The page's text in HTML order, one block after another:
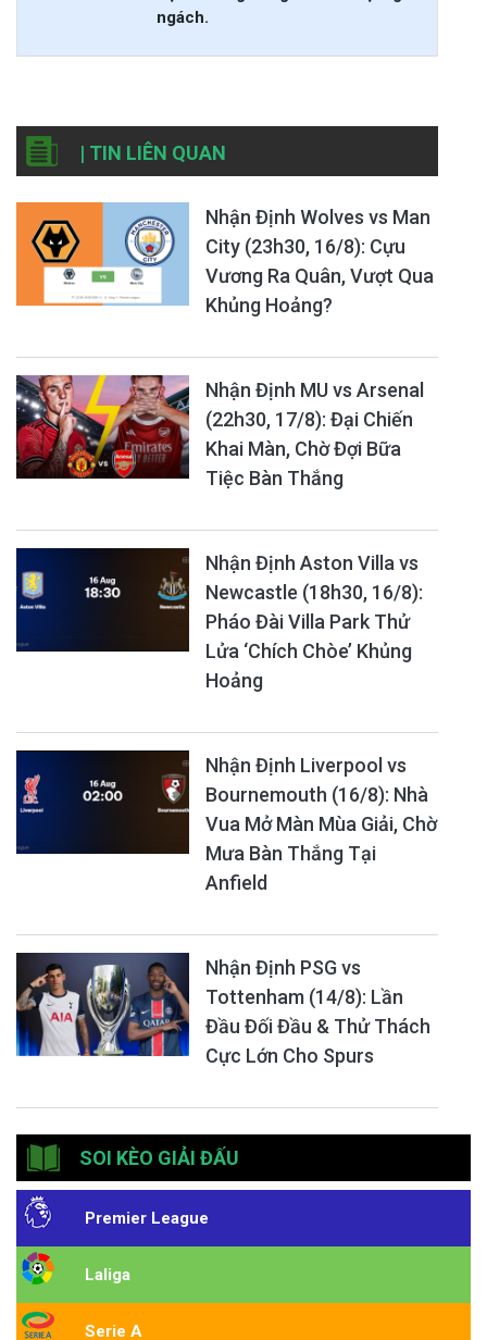
ngách.
| TIN LIÊN QUAN
Nhận Định Wolves vs Man
City (23h30, 16/8): Cựu
Vương Ra Quân, Vượt Qua
Khủng Hoảng?
Nhận Định MU vs Arsenal
(22h30, 17/8): Đại Chiến
Khai Màn, Chờ Đợi Bữa
Tiệc Bàn Thắng
Nhận Định Aston Villa vs
Newcastle (18h30, 16/8):
Pháo Đài Villa Park Thử
Lửa ‘Chích Chòe’ Khủng
Hoảng
Nhận Định Liverpool vs
Bournemouth (16/8): Nhà
Vua Mở Màn Mùa Giải, Chờ
Mưa Bàn Thắng Tại
Anfield
Nhận Định PSG vs
Tottenham (14/8): Lần
Đầu Đối Đầu & Thử Thách
Cực Lớn Cho Spurs
SOI KÈO GIẢI ĐẤU
Premier League
Laliga
Serie A